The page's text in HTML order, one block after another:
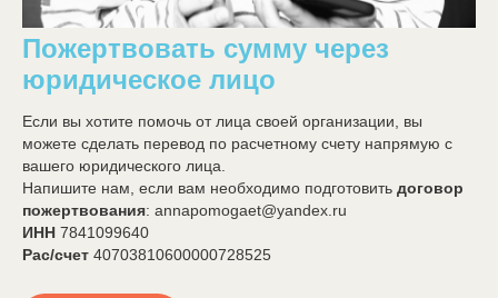
Пожертвовать сумму через
юридическое лицо
Если вы хотите помочь от лица своей организации, вы
можете сделать перевод по расчетному счету напрямую с
вашего юридического лица.
Напишите нам, если вам необходимо подготовить договор
пожертвования: annapomogaet@yandex.ru
ИНН 7841099640
Рас/счет 40703810600000728525